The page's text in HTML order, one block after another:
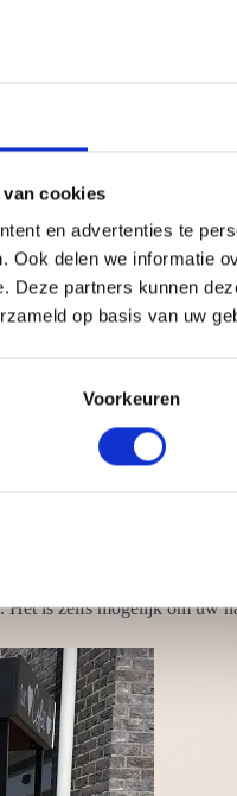
cookies
en advertenties te
Ook delen we informatie
Deze partners kunnen
op basis van uw
Voorkeuren
één barista die meegaat.
de koffie. Iedere
koffie mag eigenlijk ook
art
koffiefiets en koffie
benodigdheden. Wij
is zelfs mogelijk om uw